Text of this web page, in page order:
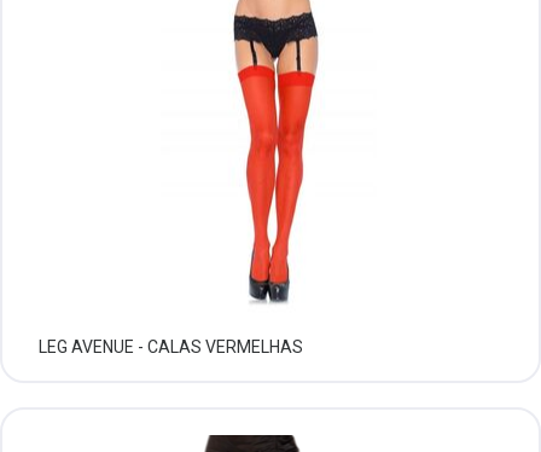
LEG AVENUE - CALAS VERMELHAS